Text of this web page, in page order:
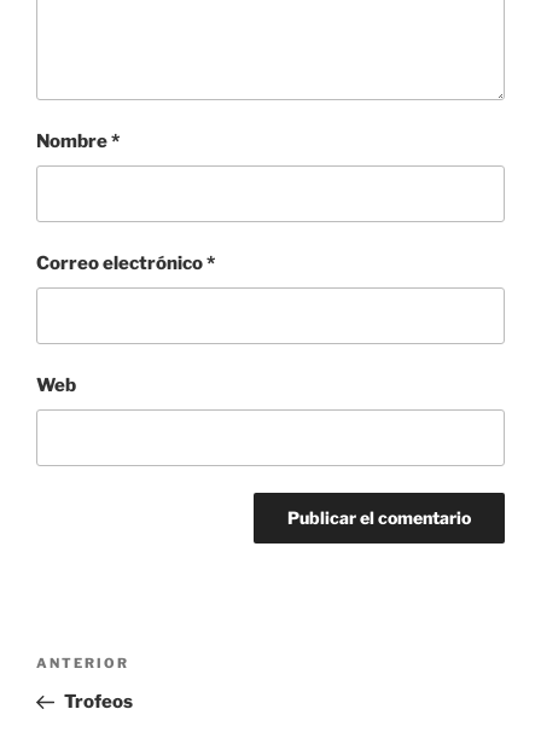
Nombre*
Correo electrónico*
Web
Navegación
entradas
Entrada
anterior:
ANTERIOR
Trofeos